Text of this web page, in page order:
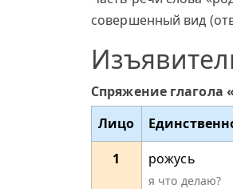
совершенный вид
Спряжение глагола
Лицо
1
рожусь
я что делаю?